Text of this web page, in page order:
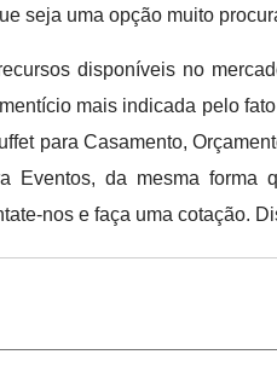
seja uma opção muito
disponíveis no
mais indicada pelo
para Casamento,
Eventos, da mesma forma
nos e faça uma cotação.